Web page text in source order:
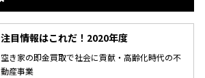
注目情報はこれだ！2020年度
空き家の即金買取で社会に貢献・高齢化時代の不
動産事業